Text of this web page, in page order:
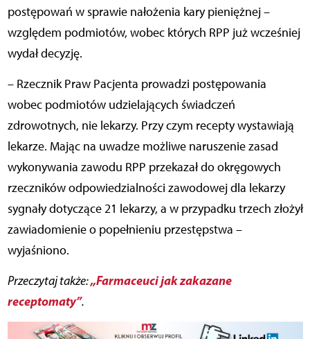
postępowań w sprawie nałożenia kary pieniężnej –
względem podmiotów, wobec których RPP już wcześniej
wydał decyzję.
– Rzecznik Praw Pacjenta prowadzi postępowania
wobec podmiotów udzielających świadczeń
zdrowotnych, nie lekarzy. Przy czym recepty wystawiają
lekarze. Mając na uwadze możliwe naruszenie zasad
wykonywania zawodu RPP przekazał do okręgowych
rzeczników odpowiedzialności zawodowej dla lekarzy
sygnały dotyczące 21 lekarzy, a w przypadku trzech złożył
zawiadomienie o popełnieniu przestępstwa –
wyjaśniono.
Przeczytaj także:„Farmaceuci jak zakazane
receptomaty”.